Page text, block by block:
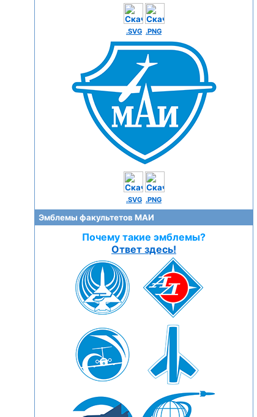
.SVG .PNG
.SVG .PNG
Эмблемы факультетов МАИ
Почему такие эмблемы?
Ответ здесь!